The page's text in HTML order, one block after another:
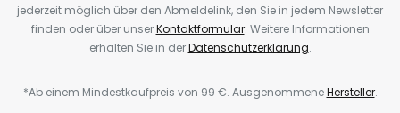
jederzeit möglich über den Abmeldelink, den Sie in jedem Newsletter
finden oder über unserKontaktformular. Weitere Informationen
erhalten Sie in derDatenschutzerklärung.
*Ab einem Mindestkaufpreis von 99 €. AusgenommeneHersteller.